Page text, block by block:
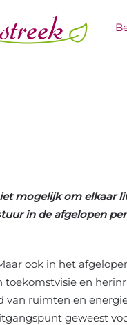
mogelijk om elkaar
in de afgelopen
ook in het
en
ruimten en
geweest